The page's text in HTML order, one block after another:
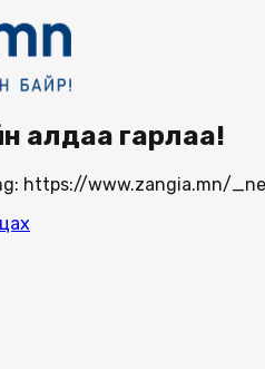
алдаа гарлаа!
https://www.zangia.mn/